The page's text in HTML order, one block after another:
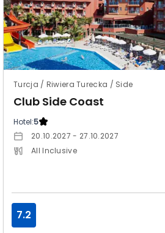
Turcja / Riwiera Turecka / Side
Club Side Coast
Hotel:5
20.10.2027 - 27.10.2027
All Inclusive
7.2